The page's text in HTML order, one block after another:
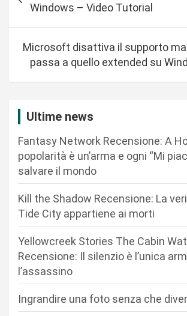
a
Windows – Video Tutorial
Microsoft disattiva il supporto
passa a quello extended su
Ultime news
Fantasy Network Recensione: A
popolarità è un’arma e ogni “Mi
salvare il mondo
Kill the Shadow Recensione: La
Tide City appartiene ai morti
Yellowcreek Stories The Cabin
Recensione: Il silenzio è l’unica
l’assassino
Ingrandire una foto senza che